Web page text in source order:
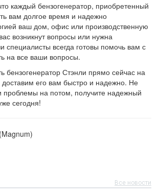
каждый бензогенератор, приобретенный
вам долгое время и надежно
ваш дом, офис или производственную
возникнут вопросы или нужна
специалисты всегда готовы помочь вам с
на все ваши вопросы.
бензогенератор Стэнли прямо сейчас на
его вам быстро и надежно. Не
проблемы на потом, получите надежный
сегодня!
Все новости